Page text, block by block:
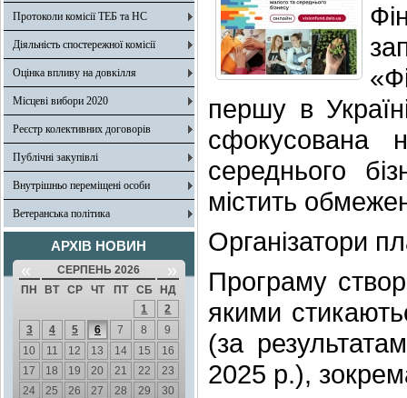
Протоколи комісії ТЕБ та НС
Діяльність спостережної комісії
Оцінка впливу на довкілля
Місцеві вибори 2020
Реєстр колективних договорів
Публічні закупівлі
Внутрішньо переміщені особи
Ветеранська політика
АРХІВ НОВИН
« СЕРПЕНЬ 2026 »
ПН ВТ СР ЧТ ПТ СБ
НД
1
2
3
4 5 6 7 8
9
10
11 12 13 14 15
16
17
18 19 20 21 22
23
24
25 26 27 28 29
30
першу в
сфокусована
середнього
містить
Організатори
Програму
якими
(за
2025 р.),